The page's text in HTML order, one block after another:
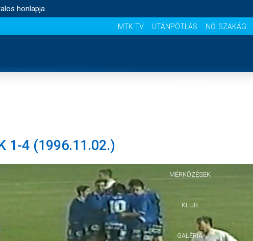
honlapja
MTK TV UTÁNPÓTLÁS NŐI SZAKÁG
MÉRKŐZÉSEK
KLUB
GALÉRIA
1-4 (1996.11.02.)